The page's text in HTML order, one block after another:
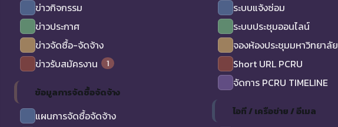
ข่าวกิจกรรม
ข่าวประกาศ
ข่าวจัดซื้อ-จัดจ้าง
ข่าวรับสมัครงาน
1
ข้อมูลการจัดซื้อจัดจ้าง
แผนการจัดซื้อจัดจ้าง
ระบบแจ้งซ่อม
ระบบประชุมออนไลน์
จองห้องประชุมมหาวิทยาลัย
Short URL PCRU
จัดการ PCRU TIMELINE
ไอที / เครือข่าย / อีเมล